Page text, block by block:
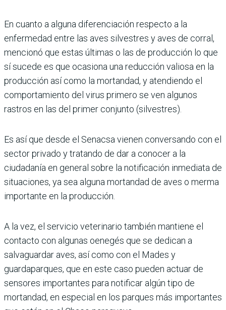
En cuanto a alguna diferenciación respecto a la
enfermedad entre las aves silvestres y aves de corral,
mencionó que estas últimas o las de producción lo que
sí sucede es que ocasiona una reducción valiosa en la
producción así como la mortandad, y atendiendo el
comportamiento del virus primero se ven algunos
rastros en las del primer conjunto (silvestres).
Es así que desde el Senacsa vienen conversando con el
sector privado y tratando de dar a conocer a la
ciudadanía en general sobre la notificación inmediata de
situaciones, ya sea alguna mortandad de aves o merma
importante en la producción.
A la vez, el servicio veterinario también mantiene el
contacto con algunas oenegés que se dedican a
salvaguardar aves, así como con el Mades y
guardaparques, que en este caso pueden actuar de
sensores importantes para notificar algún tipo de
mortandad, en especial en los parques más importantes